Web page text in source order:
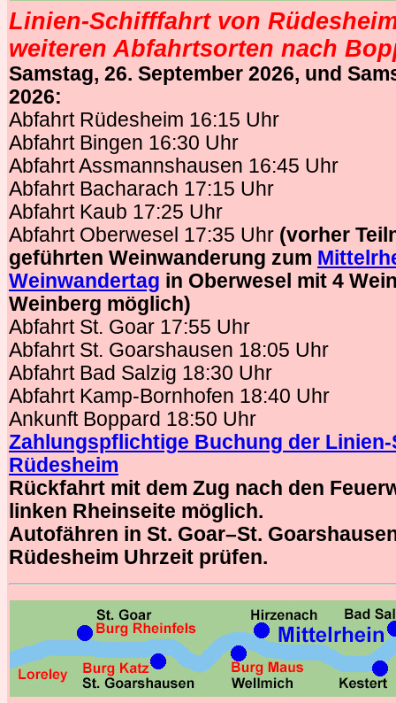
Linien-Schifffahrt von
weiteren Abfahrtsorten nach
Samstag, 26. September 2026, und
2026:
Abfahrt Rüdesheim 16:15 Uhr
Abfahrt Bingen 16:30 Uhr
Abfahrt Assmannshausen 16:45 Uhr
Abfahrt Bacharach 17:15 Uhr
Abfahrt Kaub 17:25 Uhr
Abfahrt Oberwesel 17:35 Uhr (vorher
geführten Weinwanderung zum
Weinwandertag in Oberwesel mit 4
Weinberg möglich)
Abfahrt St. Goar 17:55 Uhr
Abfahrt St. Goarshausen 18:05 Uhr
Abfahrt Bad Salzig 18:30 Uhr
Abfahrt Kamp-Bornhofen 18:40 Uhr
Ankunft Boppard 18:50 Uhr
Zahlungspflichtige Buchung der
Rüdesheim
Rückfahrt mit dem Zug nach den
linken Rheinseite möglich.
Autofähren in St. Goar–St.
Rüdesheim Uhrzeit prüfen.